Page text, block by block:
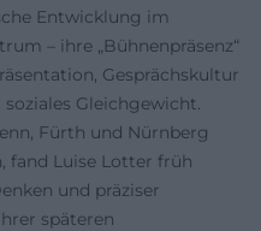
Entwicklung im
– ihre „Bühnenpräsenz“
Gesprächskultur
Gleichgewicht.
Fürth und Nürnberg
fand Luise Lotter früh
und präziser
späteren